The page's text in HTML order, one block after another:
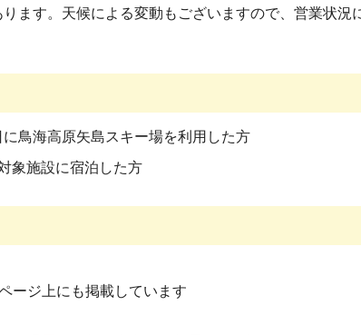
ます。天候による変動もございますので、営業状況
鳥海高原矢島スキー場を利用した方
象施設に宿泊した方
ージ上にも掲載しています